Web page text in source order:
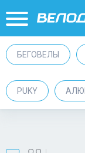
БЕГОВЕЛЫ
PUKY